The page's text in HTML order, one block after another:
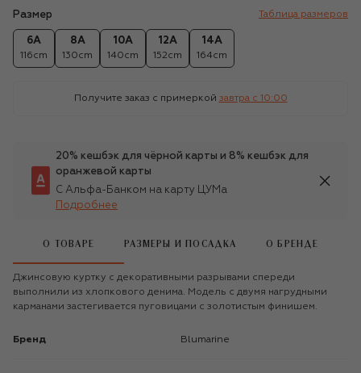
Размер Таблица размеров
6A
116cm
8A
130cm
10A
140cm
12A
152cm
14A
164cm
Получите заказ с примеркой завтра c 10:00
20% кешбэк для чёрной карты и 8% кешбэк для
оранжевой карты
С Альфа-Банком на карту ЦУМа
Подробнее
О ТОВАРЕ РАЗМЕРЫ И ПОСАДКА О БРЕНДЕ
Джинсовую куртку с декоративными разрывами спереди
выполнили из хлопкового денима. Модель с двумя нагрудными
карманами застегивается пуговицами с золотистым финишем.
Бренд Blumarine